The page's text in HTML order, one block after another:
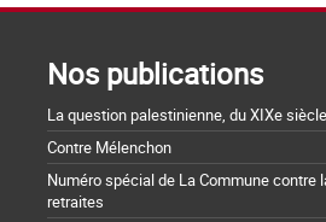
Nos publications
La question palestinienne, du XIXe
Contre Mélenchon
Numéro spécial de La Commune contre
retraites